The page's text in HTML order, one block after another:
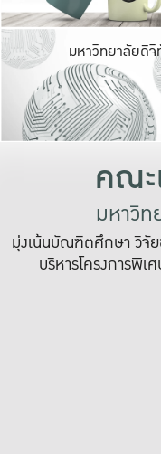
มหาวิทยาลัยดิ
คณ
มหาวิท
มุ่งเน้นบัณฑิตศึกษา วิจั
บริหารโครงการพิเ